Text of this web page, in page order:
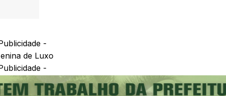
-
-